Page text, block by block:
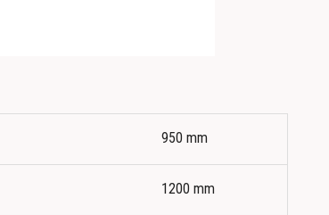
950 mm
1200 mm